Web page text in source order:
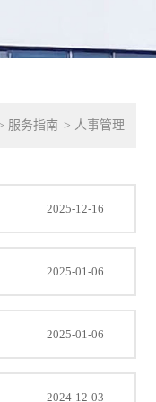
服务指南 > 人事管理
2025-12-16
2025-01-06
2025-01-06
2024-12-03